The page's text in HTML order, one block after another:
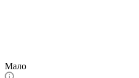
Мало